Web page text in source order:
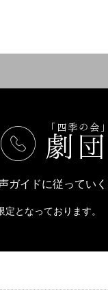
「四季の会
劇
ガイドに従ってい
となっております。